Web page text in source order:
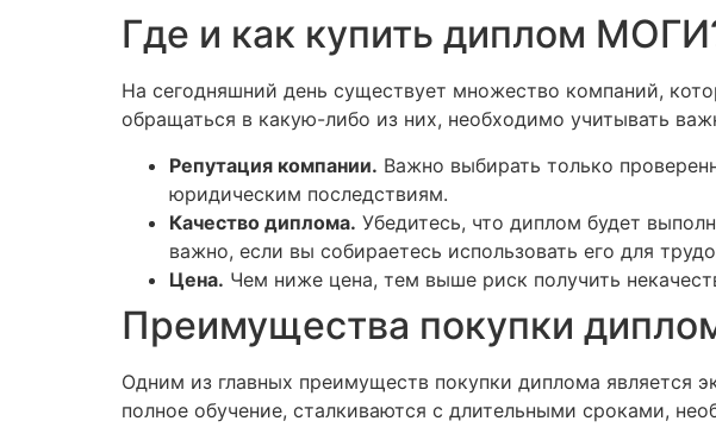
Где и как купить диплом
На сегодняшний день существует множество компаний,
обращаться в какую-либо из них, необходимо учитывать
Репутация компании. Важно выбирать только
юридическим последствиям.
Качество диплома. Убедитесь, что диплом будет
важно, если вы собираетесь использовать его для
Цена. Чем ниже цена, тем выше риск получить
Преимущества покупки
Одним из главных преимуществ покупки диплома является
полное обучение, сталкиваются с длительными сроками,